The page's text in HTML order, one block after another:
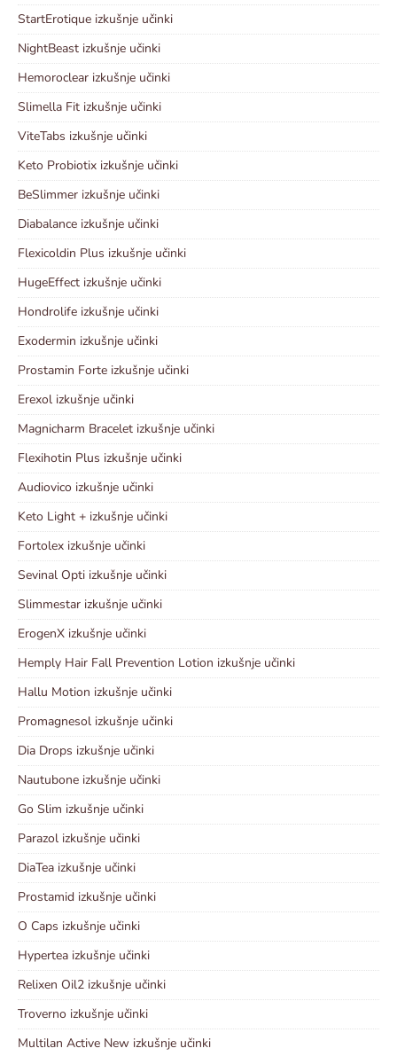
StartErotique izkušnje učinki
NightBeast izkušnje učinki
Hemoroclear izkušnje učinki
Slimella Fit izkušnje učinki
ViteTabs izkušnje učinki
Keto Probiotix izkušnje učinki
BeSlimmer izkušnje učinki
Diabalance izkušnje učinki
Flexicoldin Plus izkušnje učinki
HugeEffect izkušnje učinki
Hondrolife izkušnje učinki
Exodermin izkušnje učinki
Prostamin Forte izkušnje učinki
Erexol izkušnje učinki
Magnicharm Bracelet izkušnje učinki
Flexihotin Plus izkušnje učinki
Audiovico izkušnje učinki
Keto Light + izkušnje učinki
Fortolex izkušnje učinki
Sevinal Opti izkušnje učinki
Slimmestar izkušnje učinki
ErogenX izkušnje učinki
Hemply Hair Fall Prevention Lotion izkušnje učinki
Hallu Motion izkušnje učinki
Promagnesol izkušnje učinki
Dia Drops izkušnje učinki
Nautubone izkušnje učinki
Go Slim izkušnje učinki
Parazol izkušnje učinki
DiaTea izkušnje učinki
Prostamid izkušnje učinki
O Caps izkušnje učinki
Hypertea izkušnje učinki
Relixen Oil2 izkušnje učinki
Troverno izkušnje učinki
Multilan Active New izkušnje učinki